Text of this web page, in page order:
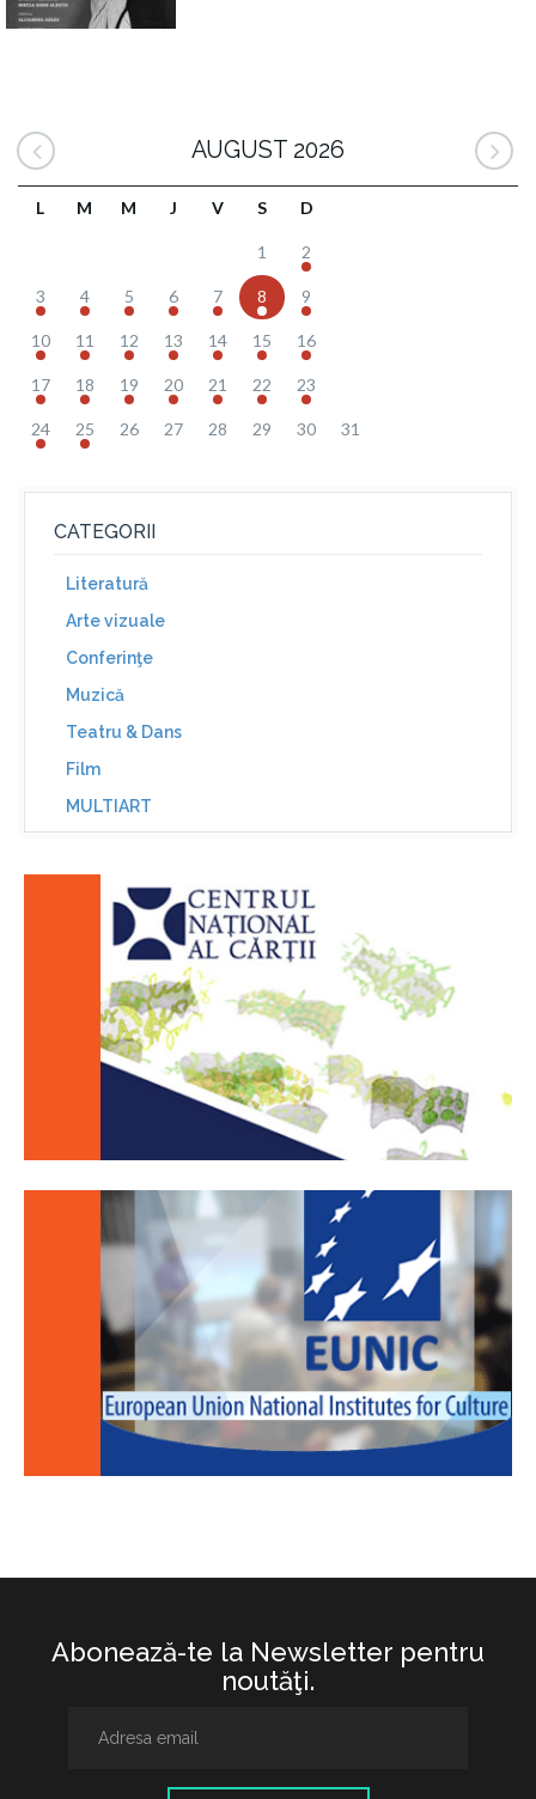
AUGUST 2026
L M M J V S D
1 2
3 4 5 6 7 8 9
10 11 12 13 14 15 16
17 18 19 20 21 22 23
24 25 26 27 28 29 30 31
CATEGORII
Literatură
Arte vizuale
Conferinţe
Muzică
Teatru & Dans
Film
MULTIART
Abonează-te la Newsletter pentru
noutăţi.